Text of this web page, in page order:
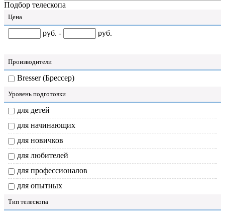
Подбор телескопа
Цена
руб. - руб.
Производители
Bresser (Брессер)
Уровень подготовки
для детей
для начинающих
для новичков
для любителей
для профессионалов
для опытных
Тип телескопа